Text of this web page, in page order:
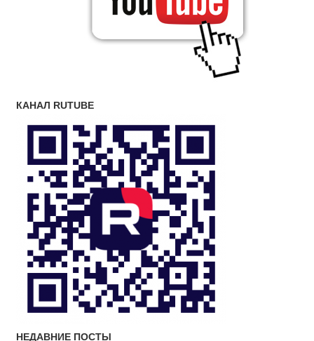
КАНАЛ RUTUBE
НЕДАВНИЕ ПОСТЫ